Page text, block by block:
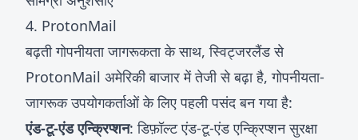
4. ProtonMail
बढ़ती गोपनीयता जागरूकता के साथ, स्विट्जरलैंड से
ProtonMail अमेरिकी बाजार में तेजी से बढ़ा है, गोपनीयता-
जागरूक उपयोगकर्ताओं के लिए पहली पसंद बन गया है:
एंड-टू-एंड एन्क्रिप्शन: डिफ़ॉल्ट एंड-टू-एंड एन्क्रिप्शन सुरक्षा